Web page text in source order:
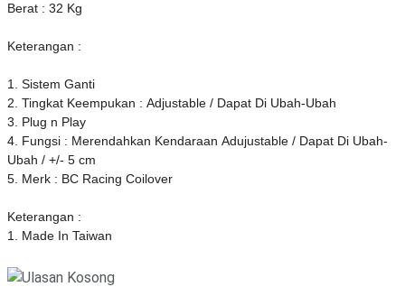
Berat : 32 Kg
Keterangan :
1. Sistem Ganti
2. Tingkat Keempukan : Adjustable / Dapat Di Ubah-Ubah
3. Plug n Play
4. Fungsi : Merendahkan Kendaraan Adujustable / Dapat Di Ubah-
Ubah / +/- 5 cm
5. Merk : BC Racing Coilover
Keterangan :
1. Made In Taiwan